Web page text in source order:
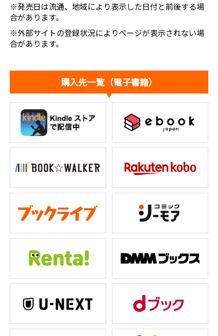
※発売日は流通、地域により表示した日付と前後する場
合があります。
※外部サイトの登録状況によりページが表示されない場
合があります。
購入先一覧（電子書籍）